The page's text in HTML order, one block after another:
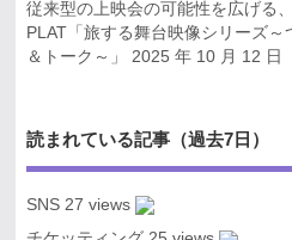
従来型の上映会の可能性を広げる
PLAT「旅する舞台映像シリーズ
＆トーク～」
2025 年 10 月 12 日
読まれている記事（過去7日）
SNS 27 views